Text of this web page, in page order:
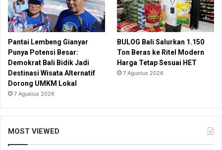
Pantai Lembeng Gianyar
Punya Potensi Besar:
Demokrat Bali Bidik Jadi
Destinasi Wisata Alternatif
Dorong UMKM Lokal
7 Agustus 2026
BULOG Bali Salurkan 1.150
Ton Beras ke Ritel Modern
Harga Tetap Sesuai HET
7 Agustus 2026
MOST VIEWED